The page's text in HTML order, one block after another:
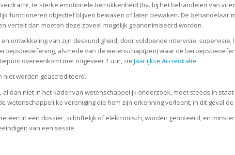
te sterke emotionele betrokkenheid (bv. bij het behandelen van
functioneren objectief blijven bewaken of laten bewaken. De behandelaar
vertelt dan moeten deze zoveel mogelijk geanonimiseerd worden.
ontwikkeling van zijn deskundigheid, door voldoende intervisie, supervisie,
alsmede van de wetenschap(pen) waar de
overeenkomt met ongeveer 1 uur, zie Jaarlijkse Accreditatie.
niet worden geaccrediteerd.
dan niet in het kader van wetenschappelijk onderzoek, moet steeds in staat
vereniging die hem zijn erkenning verleent, in dit geval de
in een dossier, schriftelijk of elektronisch, worden genoteerd, en
van een sessie.